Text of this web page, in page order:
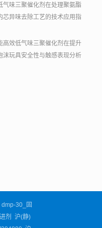
气味三聚催化剂在处理聚氨酯
芯异味去除工艺的技术应用指
高效低气味三聚催化剂在提升
沫玩具安全性与触感表现分析
30_固
剂 沪(静)